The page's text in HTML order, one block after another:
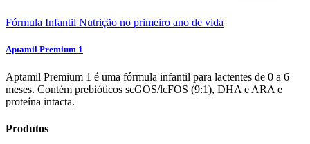
Fórmula Infantil Nutrição no primeiro ano de vida
Aptamil Premium 1
Aptamil Premium 1 é uma fórmula infantil para lactentes de 0 a 6
meses. Contém prebióticos scGOS/lcFOS (9:1), DHA e ARA e
proteína intacta.
Produtos